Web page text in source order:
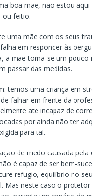
boa mãe, não estou aqui
ou feitio.
uma mãe com os seus
em responder às
a mãe torna-se um pouco
passar das medidas.
temos uma criança em
falhar em frente da
até incapaz de
por ainda não ter
para tal.
de medo causada pela
é capaz de ser bem-
refugio, equilíbrio no
Mas neste caso o